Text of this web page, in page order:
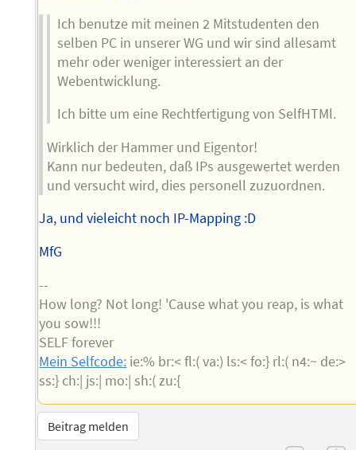
Ich benutze mit meinen 2 Mitstudenten den
selben PC in unserer WG und wir sind allesamt
mehr oder weniger interessiert an der
Webentwicklung.
Ich bitte um eine Rechtfertigung von SelfHTMl.
Wirklich der Hammer und Eigentor!
Kann nur bedeuten, daß IPs ausgewertet werden
und versucht wird, dies personell zuzuordnen.
Ja, und vieleicht noch IP-Mapping :D
MfG
--
How long? Not long! 'Cause what you reap, is what
you sow!!!
SELF forever
Mein Selfcode: ie:% br:< fl:( va:) ls:< fo:} rl:( n4:~ de:>
ss:} ch:| js:| mo:| sh:( zu:{
Beitrag melden